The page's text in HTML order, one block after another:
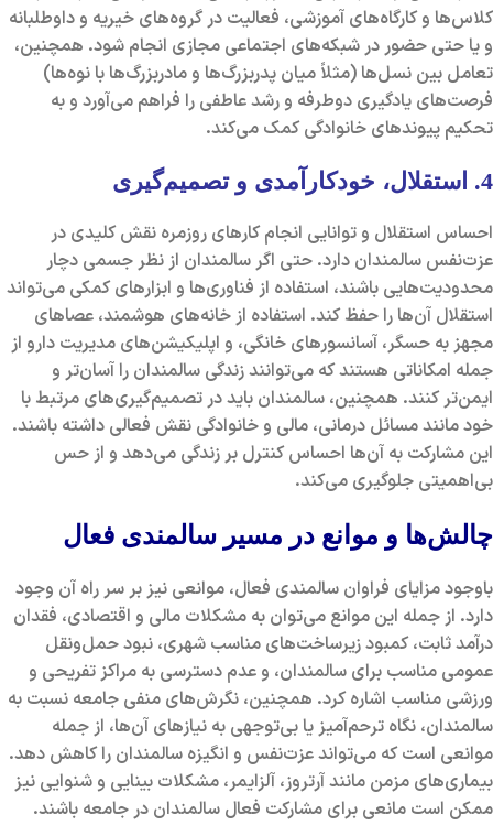
کلاس‌ها و کارگاه‌های آموزشی، فعالیت در گروه‌های خیریه و داوطلبانه
و یا حتی حضور در شبکه‌های اجتماعی مجازی انجام شود. همچنین،
تعامل بین نسل‌ها (مثلاً میان پدربزرگ‌ها و مادربزرگ‌ها با نوه‌ها)
فرصت‌های یادگیری دوطرفه و رشد عاطفی را فراهم می‌آورد و به
تحکیم پیوندهای خانوادگی کمک می‌کند.
4. استقلال، خودکارآمدی و تصمیم‌گیری
احساس استقلال و توانایی انجام کارهای روزمره نقش کلیدی در
عزت‌نفس سالمندان دارد. حتی اگر سالمندان از نظر جسمی دچار
محدودیت‌هایی باشند، استفاده از فناوری‌ها و ابزارهای کمکی می‌تواند
استقلال آن‌ها را حفظ کند. استفاده از خانه‌های هوشمند، عصاهای
مجهز به حسگر، آسانسورهای خانگی، و اپلیکیشن‌های مدیریت دارو از
جمله امکاناتی هستند که می‌توانند زندگی سالمندان را آسان‌تر و
ایمن‌تر کنند. همچنین، سالمندان باید در تصمیم‌گیری‌های مرتبط با
خود مانند مسائل درمانی، مالی و خانوادگی نقش فعالی داشته باشند.
این مشارکت به آن‌ها احساس کنترل بر زندگی می‌دهد و از حس
بی‌اهمیتی جلوگیری می‌کند.
چالش‌ها و موانع در مسیر سالمندی فعال
باوجود مزایای فراوان سالمندی فعال، موانعی نیز بر سر راه آن وجود
دارد. از جمله این موانع می‌توان به مشکلات مالی و اقتصادی، فقدان
درآمد ثابت، کمبود زیرساخت‌های مناسب شهری، نبود حمل‌ونقل
عمومی مناسب برای سالمندان، و عدم دسترسی به مراکز تفریحی و
ورزشی مناسب اشاره کرد. همچنین، نگرش‌های منفی جامعه نسبت به
سالمندان، نگاه ترحم‌آمیز یا بی‌توجهی به نیازهای آن‌ها، از جمله
موانعی است که می‌تواند عزت‌نفس و انگیزه سالمندان را کاهش دهد.
بیماری‌های مزمن مانند آرتروز، آلزایمر، مشکلات بینایی و شنوایی نیز
ممکن است مانعی برای مشارکت فعال سالمندان در جامعه باشند.